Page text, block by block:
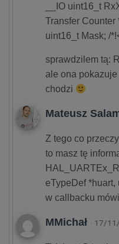
__IO uint16_t
Transfer Counter
uint16_t Mask; /
sprawdzilem tą:
ale ona
chodzi
Mateusz
Z tego co
to masz tę
eTypeDef *huart,
w callbacku
MMichał · 17/